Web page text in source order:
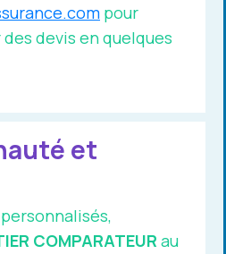
pour
devis en quelques
et
COMPARATEUR au